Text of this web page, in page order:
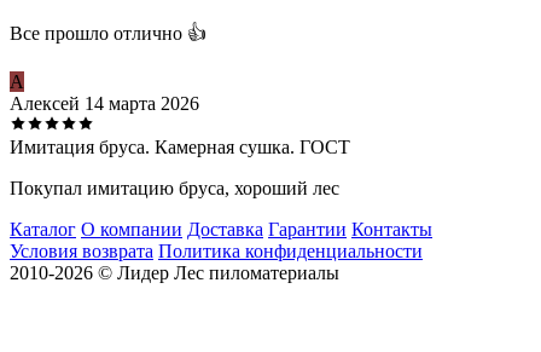
Все прошло отлично 👍
А
Алексей 14 марта 2026
Имитация бруса. Камерная сушка. ГОСТ
Покупал имитацию бруса, хороший лес
Каталог О компании Доставка Гарантии Контакты
Условия возврата Политика конфиденциальности
2010-2026 © Лидер Лес пиломатериалы